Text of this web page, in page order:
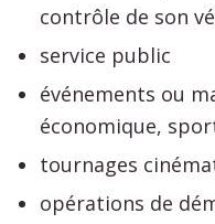
contrôle de son
service public
événements ou
économique,
tournages
opérations de